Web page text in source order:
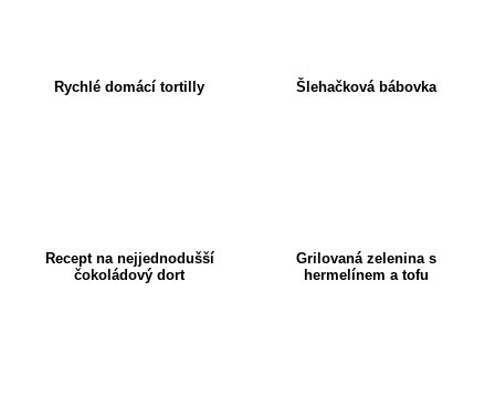
Rychlé domácí tortilly Šlehačková bábovka
Recept na nejjednodušší
čokoládový dort
Grilovaná zelenina s
hermelínem a tofu